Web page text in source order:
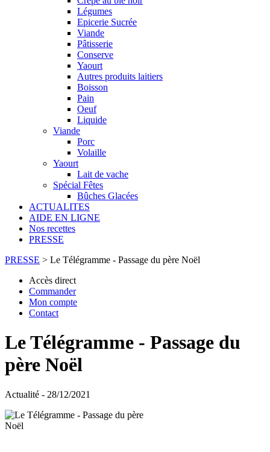
Légumes
Epicerie Sucrée
Viande
Pâtisserie
Conserve
Yaourt
Autres produits laitiers
Boisson
Pain
Oeuf
Liquide
Viande
Porc
Volaille
Yaourt
Lait de vache
Spécial Fêtes
Bûches Glacées
ACTUALITES
AIDE EN LIGNE
Nos recettes
PRESSE
PRESSE > Le Télégramme - Passage du père Noël
Accès direct
Commander
Mon compte
Contact
Le Télégramme - Passage du
père Noël
Actualité - 28/12/2021